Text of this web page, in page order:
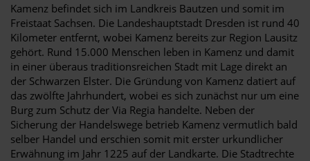
Kamenz befindet sich im Landkreis Bautzen und somit im
Freistaat Sachsen. Die Landeshauptstadt Dresden ist rund 40
Kilometer entfernt, wobei Kamenz bereits zur Region Lausitz
gehört. Rund 15.000 Menschen leben in Kamenz und damit
in einer überaus traditionsreichen Stadt mit Lage direkt an
der Schwarzen Elster. Die Gründung von Kamenz datiert auf
das zwölfte Jahrhundert, wobei es sich zunächst nur um eine
Burg zum Schutz der Via Regia handelte. Neben der
Sicherung der Handelswege betrieb Kamenz vermutlich bald
selber Handel und erschien somit mit erster urkundlicher
Erwähnung im Jahr 1225 auf der Landkarte. Die Stadtrechte